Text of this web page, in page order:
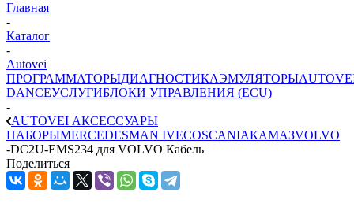
Главная
-
Каталог
-
Autovei
ПРОГРАММАТОРЫДИАГНОСТИКАЭМУЛЯТОРЫ
DANCEУСЛУГИБЛОКИ УПРАВЛЕНИЯ (ECU)
-
AUTOVEI АКСЕССУАРЫ
НАБОРЫMERCEDESMAN IVECOSCANIAКАМАЗVOLVO
-DC2U-EMS234 для VOLVO Кабель
Поделиться